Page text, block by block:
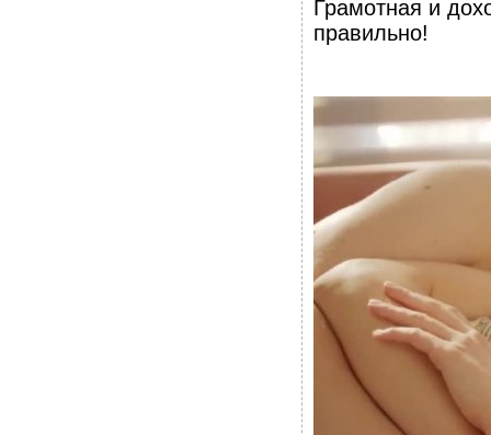
Грамотная и
правильно!